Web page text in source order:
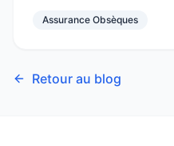
Assurance Obsèques
Retour au blog